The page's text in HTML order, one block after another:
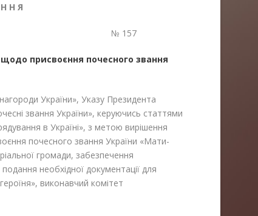
Н Я
р. № 157
присвоєння почесного звання
України», Указу Президента
звання України», керуючись статтями
в Україні», з метою вирішення
почесного звання України «Мати-
громади, забезпечення
необхідної документації для
виконавчий комітет